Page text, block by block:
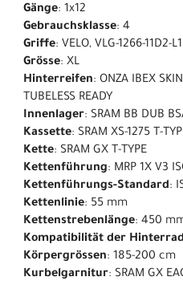
Gänge: 1x12
Gebrauchsklasse: 4
Griffe: VELO, VLG-1266-11D2-L1
Grösse: XL
Hinterreifen: ONZA IBEX
TUBELESS READY
Innenlager: SRAM BB DUB
Kassette: SRAM XS-1275 T-
Kette: SRAM GX T-TYPE
Kettenführung: MRP 1X V3
Kettenführungs-Standard:
Kettenlinie: 55 mm
Kettenstrebenlänge: 450
Kompatibilität der
Körpergrössen: 185-200 cm
Kurbelgarnitur: SRAM GX